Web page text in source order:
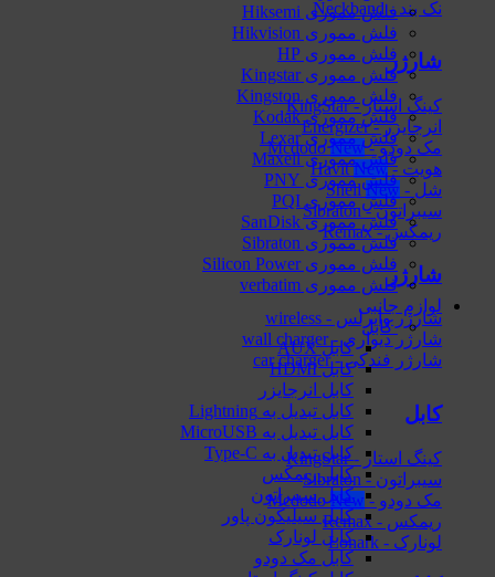
نک بند - Neckband
شارژر
کینگ استار - KingStar
انرجایزر - Energizer
مک دودو - Mcdodo
هویت - Havit
شل - Shell
سیبراتون - Sibraton
ریمکس - Remax
شارژر
شارژر وایرلس - wireless
شارژر دیواری - wall charger
شارژر فندکی - car charger
کابل
کینگ استار - KingStar
سیبراتون - Sibraton
مک دودو - Mcdodo
ریمکس - Remax
لونارک - Lonark
فلش مموری Hiksemi
فلش مموری Hikvision
فلش مموری HP
فلش مموری Kingstar
فلش مموری Kingston
فلش مموری Kodak
فلش مموری Lexar
فلش مموری Maxell
فلش مموری PNY
فلش مموری PQI
فلش مموری SanDisk
فلش مموری Sibraton
فلش مموری Silicon Power
فلش مموری verbatim
لوازم جانبی
کابل
کابل AUX
کابل HDMI
کابل انرجایزر
کابل تبدیل به Lightning
کابل تبدیل به MicroUSB
کابل تبدیل به Type-C
کابل ریمکس
کابل سیبراتون
کابل سیلیکون پاور
کابل لونارک
کابل مک دودو